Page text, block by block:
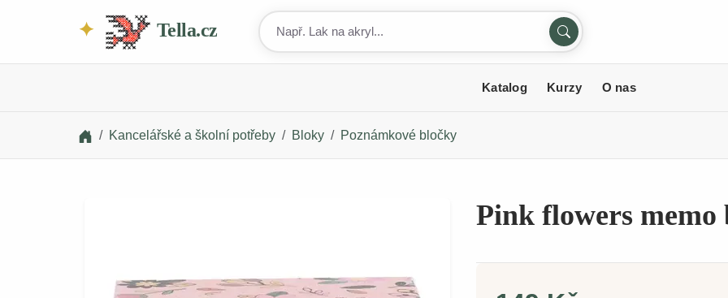
Tella.cz
Katalog Kurzy O nas
Kancelářské a školní potřeby Bloky Poznámkové bločky
Pink flowers memo